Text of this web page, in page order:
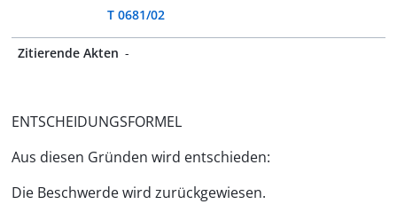
T 0681/02
Zitierende Akten -
ENTSCHEIDUNGSFORMEL
Aus diesen Gründen wird entschieden:
Die Beschwerde wird zurückgewiesen.